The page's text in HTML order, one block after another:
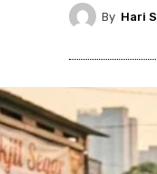
By Hari S